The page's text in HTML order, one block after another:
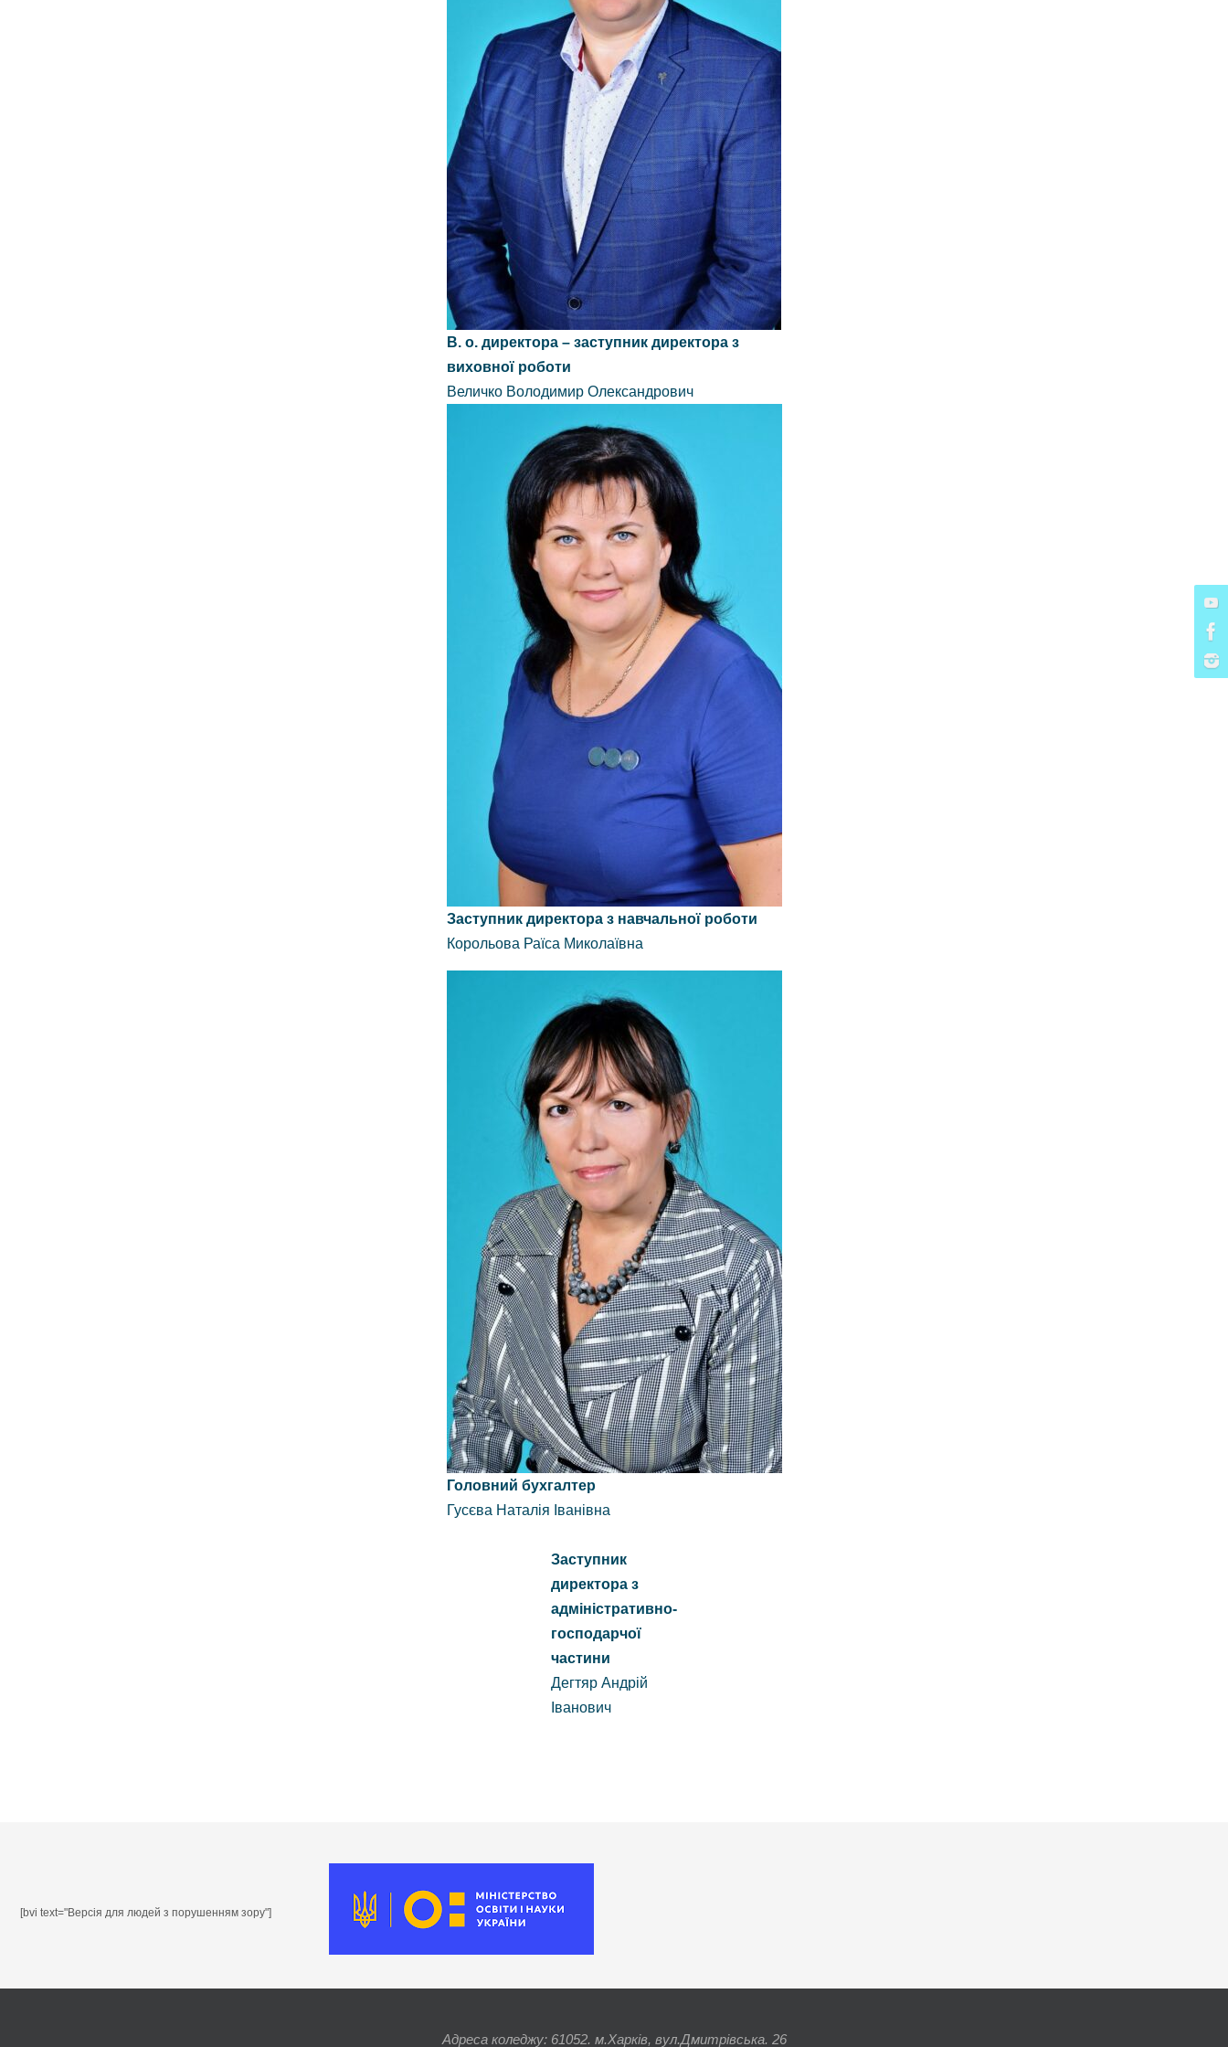
В. о. директора – заступник директора з
виховної роботи
Величко Володимир Олександрович
Заступник директора з навчальної роботи
Корольова Раїса Миколаївна
Головний бухгалтер
Гусєва Наталія Іванівна
Заступник
директора з
адміністративно-
господарчої
частини
Дегтяр Андрій
Іванович
[bvi text="Версія для людей з порушенням зору"]
Адреса коледжу: 61052. м.Харків, вул.Дмитрівська. 26